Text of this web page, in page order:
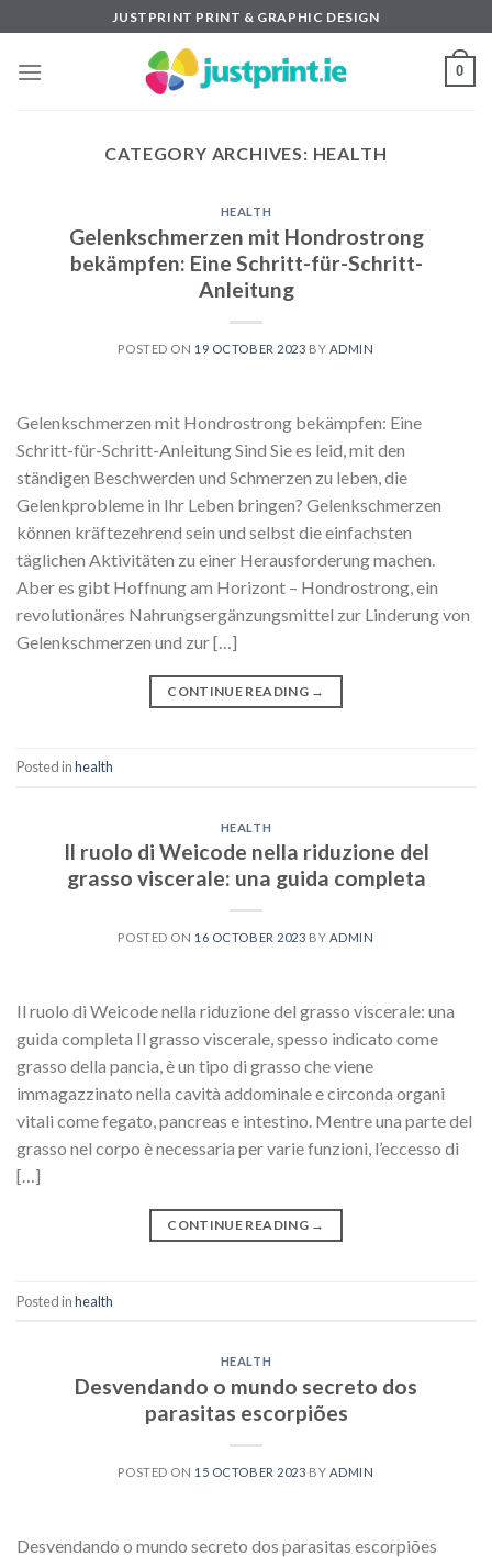
to
content
JUSTPRINT PRINT & GRAPHIC DESIGN
0
CATEGORY ARCHIVES: HEALTH
HEALTH
Gelenkschmerzen mit Hondrostrong
bekämpfen: Eine Schritt-für-Schritt-
Anleitung
POSTED ON 19 OCTOBER 2023 BY ADMIN
Gelenkschmerzen mit Hondrostrong bekämpfen: Eine
Schritt-für-Schritt-Anleitung Sind Sie es leid, mit den
ständigen Beschwerden und Schmerzen zu leben, die
Gelenkprobleme in Ihr Leben bringen? Gelenkschmerzen
können kräftezehrend sein und selbst die einfachsten
täglichen Aktivitäten zu einer Herausforderung machen.
Aber es gibt Hoffnung am Horizont – Hondrostrong, ein
revolutionäres Nahrungsergänzungsmittel zur Linderung von
Gelenkschmerzen und zur […]
CONTINUE READING →
Posted inhealth
HEALTH
Il ruolo di Weicode nella riduzione del
grasso viscerale: una guida completa
POSTED ON 16 OCTOBER 2023 BY ADMIN
Il ruolo di Weicode nella riduzione del grasso viscerale: una
guida completa Il grasso viscerale, spesso indicato come
grasso della pancia, è un tipo di grasso che viene
immagazzinato nella cavità addominale e circonda organi
vitali come fegato, pancreas e intestino. Mentre una parte del
grasso nel corpo è necessaria per varie funzioni, l’eccesso di
[…]
CONTINUE READING →
Posted inhealth
HEALTH
Desvendando o mundo secreto dos
parasitas escorpiões
POSTED ON 15 OCTOBER 2023 BY ADMIN
Desvendando o mundo secreto dos parasitas escorpiões